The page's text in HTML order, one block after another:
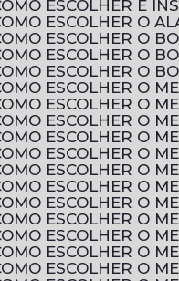
COMO ESCOLHER E
COMO ESCOLHER O
COMO ESCOLHER O
COMO ESCOLHER O
COMO ESCOLHER O
COMO ESCOLHER O
COMO ESCOLHER O
COMO ESCOLHER O
COMO ESCOLHER O
COMO ESCOLHER O
COMO ESCOLHER O
COMO ESCOLHER O
COMO ESCOLHER O
COMO ESCOLHER O
COMO ESCOLHER O
COMO ESCOLHER O
COMO ESCOLHER O